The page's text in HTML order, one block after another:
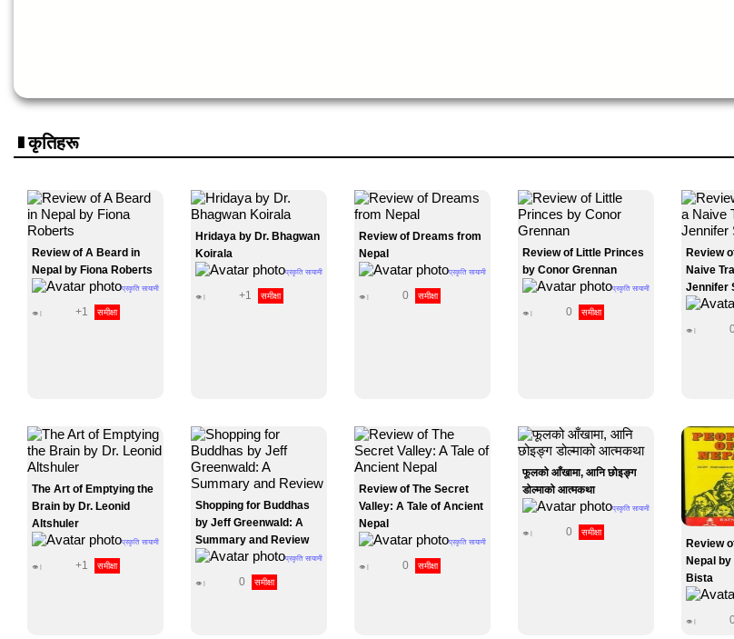
कृतिहरू
Review of A Beard in
Nepal by Fiona Roberts
प्रकृति सायामी
👁 | +1 समीक्षा
Hridaya by Dr. Bhagwan
Koirala
प्रकृति सायामी
👁 | +1 समीक्षा
Review of Dreams from
Nepal
प्रकृति सायामी
👁 | 0 समीक्षा
Review of Little Princes
by Conor Grennan
प्रकृति सायामी
👁 | 0 समीक्षा
Review
Naive
Jennifer
👁 |
The Art of Emptying the
Brain by Dr. Leonid
Altshuler
प्रकृति सायामी
👁 | +1 समीक्षा
Shopping for Buddhas
by Jeff Greenwald: A
Summary and Review
प्रकृति सायामी
👁 | 0 समीक्षा
Review of The Secret
Valley: A Tale of Ancient
Nepal
प्रकृति सायामी
👁 | 0 समीक्षा
फूलको आँखामा, आनि छोइङ्ग
डोल्माको आत्मकथा
प्रकृति सायामी
👁 | 0 समीक्षा
Review
Nepal
Bista
👁 |